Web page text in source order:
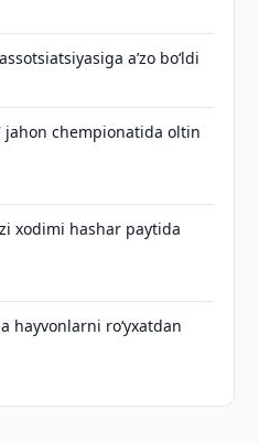
aʼzo bo‘ldi
jahon chempionatida oltin
xodimi hashar paytida
hayvonlarni ro‘yxatdan